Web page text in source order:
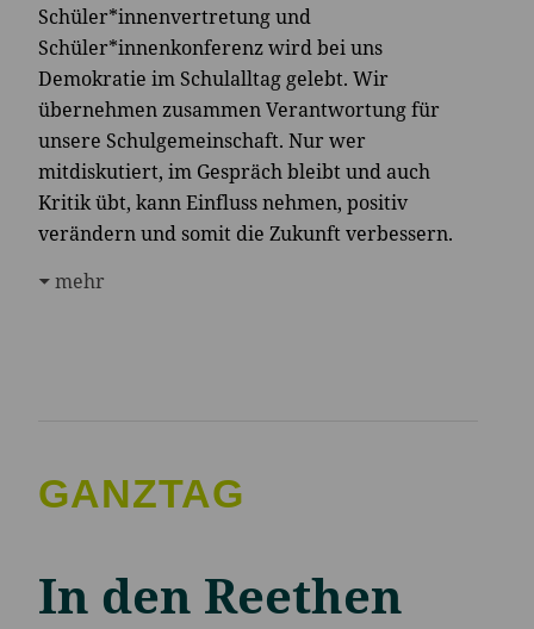
Schüler*innenvertretung und
Schüler*innenkonferenz wird bei uns
Demokratie im Schulalltag gelebt. Wir
übernehmen zusammen Verantwortung für
unsere Schulgemeinschaft. Nur wer
mitdiskutiert, im Gespräch bleibt und auch
Kritik übt, kann Einfluss nehmen, positiv
verändern und somit die Zukunft verbessern.
mehr
GANZTAG
In den Reethen